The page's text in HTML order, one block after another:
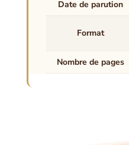
Date de parution
Format
Nombre de pages